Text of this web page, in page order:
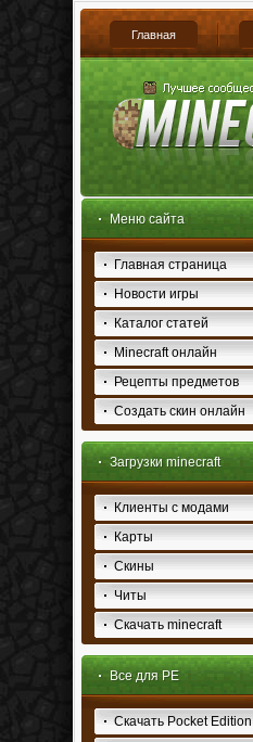
Главная
Меню сайта
Главная страница
Новости игры
Каталог статей
Minecraft онлайн
Рецепты предметов
Создать скин онлайн
Загрузки minecraft
Клиенты с модами
Карты
Скины
Читы
Скачать minecraft
Все для PE
Скачать Pocket Edition